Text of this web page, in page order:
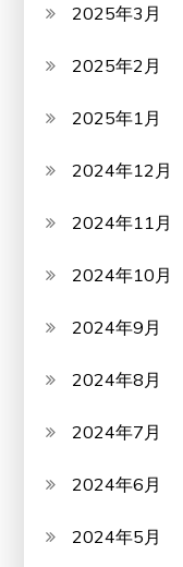
2025年3月
2025年2月
2025年1月
2024年12月
2024年11月
2024年10月
2024年9月
2024年8月
2024年7月
2024年6月
2024年5月